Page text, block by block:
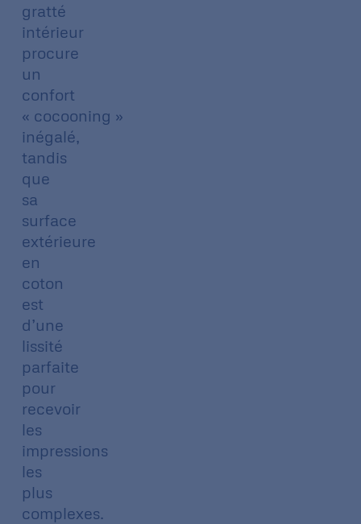
gratté
intérieur
procure
un
confort
« cocooning »
inégalé,
tandis
que
sa
surface
extérieure
en
coton
est
d’une
lissité
parfaite
pour
recevoir
les
impressions
les
plus
complexes.